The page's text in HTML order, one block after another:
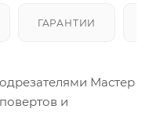
ГАРАНТИИ
Мастер
и